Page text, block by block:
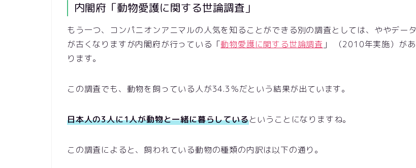
内閣府「動物愛護に関する世論調査」
もう一つ、コンパニオンアニマルの人気を知ることができる別の調査としては、ややデータ
が古くなりますが内閣府が行っている「動物愛護に関する世論調査 」 （2010年実施）があ
ります。
この調査でも、動物を飼っている人が34.3％だという結果が出ています。
日本人の3人に1人が動物と一緒に暮らしているということになりますね。
この調査によると、飼われている動物の種類の内訳は以下の通り。